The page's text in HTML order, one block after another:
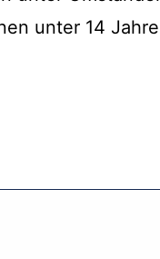
unter 14